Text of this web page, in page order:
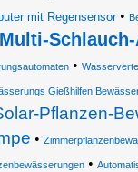
mit Regensensor•
•
Gießhilfen
Pflanzen-
•
•